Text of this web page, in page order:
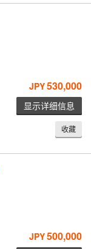
JPY530,000
显示详细信息
收藏
JPY500,000